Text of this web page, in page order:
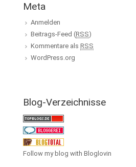
Meta
Anmelden
Beitrags-Feed (RSS)
Kommentare als RSS
WordPress.org
Blog-Verzeichnisse
Follow my blog with Bloglovin